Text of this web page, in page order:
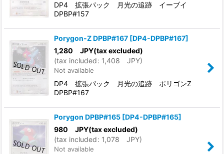
DP4 拡張パック 月光の追跡 イーブイ
DPBP#157
Porygon-Z DPBP#167 [DP4-DPBP#167]
1,280 JPY(tax excluded)
(tax included: 1,408 JPY)
Not available
DP4 拡張パック 月光の追跡 ポリゴンZ
DPBP#167
Porygon DPBP#165 [DP4-DPBP#165]
980 JPY(tax excluded)
(tax included: 1,078 JPY)
Not available